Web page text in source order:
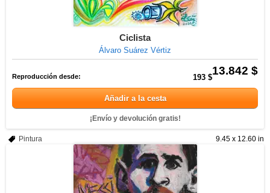
Ciclista
Álvaro Suárez Vértiz
13.842 $
Reproducción desde: 193 $
Añadir a la cesta
¡Envío y devolución gratis!
9.45 x 12.60 in
Pintura